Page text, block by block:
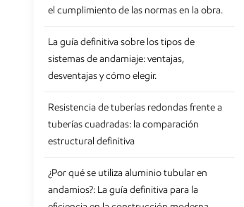
el cumplimiento de las normas en la obra.
La guía definitiva sobre los tipos de
sistemas de andamiaje: ventajas,
desventajas y cómo elegir.
Resistencia de tuberías redondas frente a
tuberías cuadradas: la comparación
estructural definitiva
¿Por qué se utiliza aluminio tubular en
andamios?: La guía definitiva para la